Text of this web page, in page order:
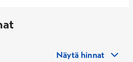
Näytä hinnat